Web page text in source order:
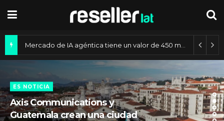
ES NOTICIA
Axis Communications y
Guatemala crean una ciudad